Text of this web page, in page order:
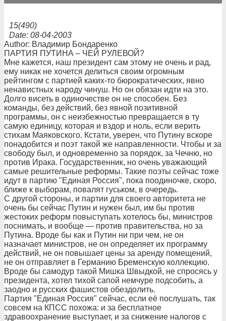
15(490)
Date: 08-04-2003
Author: Владимир Бондаренко
ПАРТИЯ ПУТИНА – ЧЕЙ РУЛЕВОЙ?
Мне кажется, наш президент сам этому не очень и рад,
ему никак не хочется делиться своим огромным
рейтингом с партией каких-то бюрократических, явно
ненавистных народу чинуш. Но он обязан идти на это.
Долго висеть в одиночестве он не способен. Без
команды, без действий, без явной позитивной
программы, он с неизбежностью превращается в ту
самую единицу, которая и вздор и ноль, если верить
стихам Маяковского. Кстати, уверен, что Путину вскоре
понадобится и поэт такой же направленности. Чтобы и за
свободу был, и одновременно за порядок, за Чечню, но
против Ирака. Государственник, но очень уважающий
самые решительные реформы. Такие поэты сейчас тоже
идут в партию "Единая Россия", пока поодиночке, скоро,
ближе к выборам, повалят гуськом, в очередь.
С другой стороны, и партии для своего авторитета не
очень бы сейчас Путин и нужен был, им бы против
жестоких реформ повыступать хотелось бы, министров
поснимать, и вообще — против правительства, но за
Путина. Вроде бы как и Путин ни при чем, не он
назначает министров, не он определяет их программу
действий, не он повышает цены за аренду помещений,
не он отправляет в Германию Бременскую коллекцию.
Вроде бы самодур такой Мишка Швыдкой, не спросясь у
президента, хотел тихой сапой немчуре подсобить, а
заодно и русских фашистов обездолить.
Партия "Единая Россия" сейчас, если её послушать, так
совсем на КПСС похожа: и за бесплатное
здравоохранение выступает, и за снижение налогов с